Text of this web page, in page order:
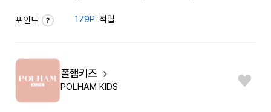
포인트 179P 적립
폴햄키즈
POLHAM KIDS